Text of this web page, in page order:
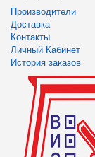
Производители
Доставка
Контакты
Личный Кабинет
История заказов